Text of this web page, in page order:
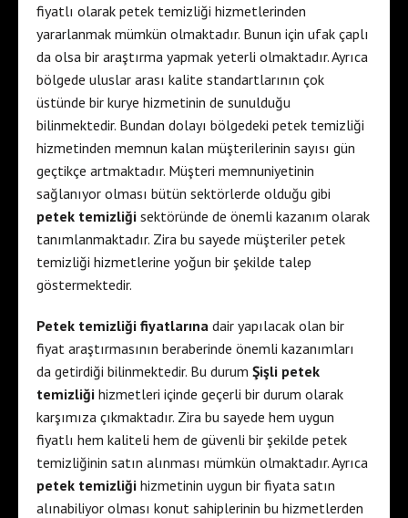
fiyatlı olarak petek temizliği hizmetlerinden
yararlanmak mümkün olmaktadır. Bunun için ufak çaplı
da olsa bir araştırma yapmak yeterli olmaktadır. Ayrıca
bölgede uluslar arası kalite standartlarının çok
üstünde bir kurye hizmetinin de sunulduğu
bilinmektedir. Bundan dolayı bölgedeki petek temizliği
hizmetinden memnun kalan müşterilerinin sayısı gün
geçtikçe artmaktadır. Müşteri memnuniyetinin
sağlanıyor olması bütün sektörlerde olduğu gibi
petek temizliği sektöründe de önemli kazanım olarak
tanımlanmaktadır. Zira bu sayede müşteriler petek
temizliği hizmetlerine yoğun bir şekilde talep
göstermektedir.
Petek temizliği fiyatlarına dair yapılacak olan bir
fiyat araştırmasının beraberinde önemli kazanımları
da getirdiği bilinmektedir. Bu durum Şişli petek
temizliği hizmetleri içinde geçerli bir durum olarak
karşımıza çıkmaktadır. Zira bu sayede hem uygun
fiyatlı hem kaliteli hem de güvenli bir şekilde petek
temizliğinin satın alınması mümkün olmaktadır. Ayrıca
petek temizliği hizmetinin uygun bir fiyata satın
alınabiliyor olması konut sahiplerinin bu hizmetlerden